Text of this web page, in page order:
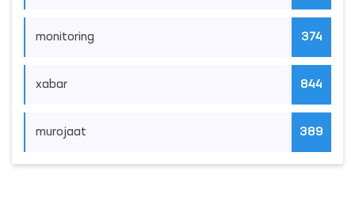
monitoring 374
xabar 844
murojaat 389